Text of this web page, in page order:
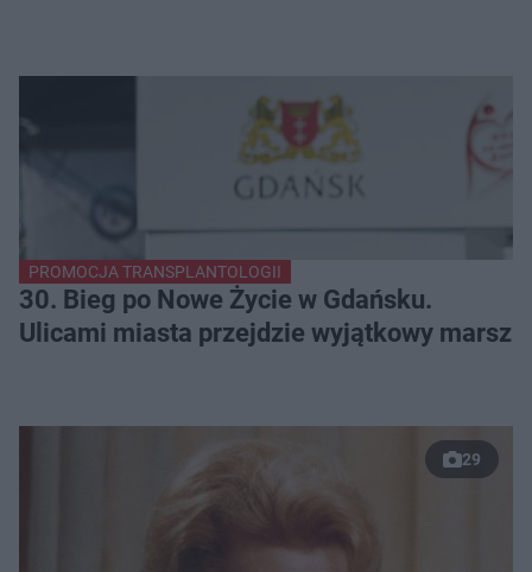
PROMOCJA TRANSPLANTOLOGII
30. Bieg po Nowe Życie w Gdańsku.
Ulicami miasta przejdzie wyjątkowy marsz
29